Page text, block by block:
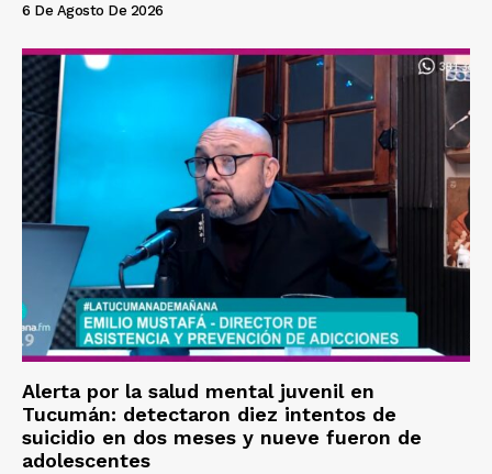
6 De Agosto De 2026
Alerta por la salud mental juvenil en
Tucumán: detectaron diez intentos de
suicidio en dos meses y nueve fueron de
adolescentes